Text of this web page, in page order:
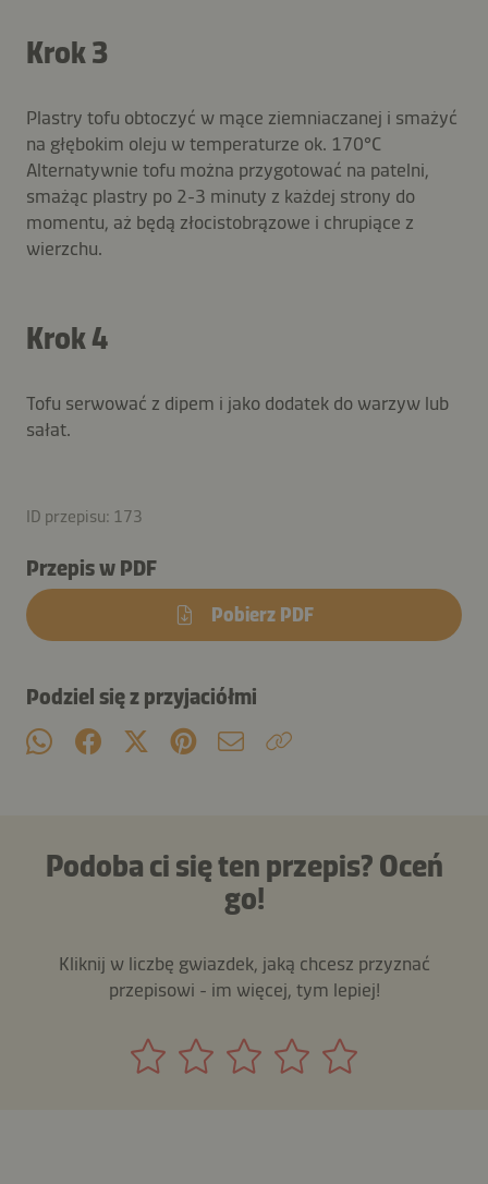
Krok 3
Plastry tofu obtoczyć w mące ziemniaczanej i smażyć
na głębokim oleju w temperaturze ok. 170°C
Alternatywnie tofu można przygotować na patelni,
smażąc plastry po 2-3 minuty z każdej strony do
momentu, aż będą złocistobrązowe i chrupiące z
wierzchu.
Krok 4
Tofu serwować z dipem i jako dodatek do warzyw lub
sałat.
ID przepisu: 173
Przepis w PDF
Pobierz PDF
Podziel się z przyjaciółmi
Podoba ci się ten przepis? Oceń
go!
Kliknij w liczbę gwiazdek, jaką chcesz przyznać
przepisowi - im więcej, tym lepiej!